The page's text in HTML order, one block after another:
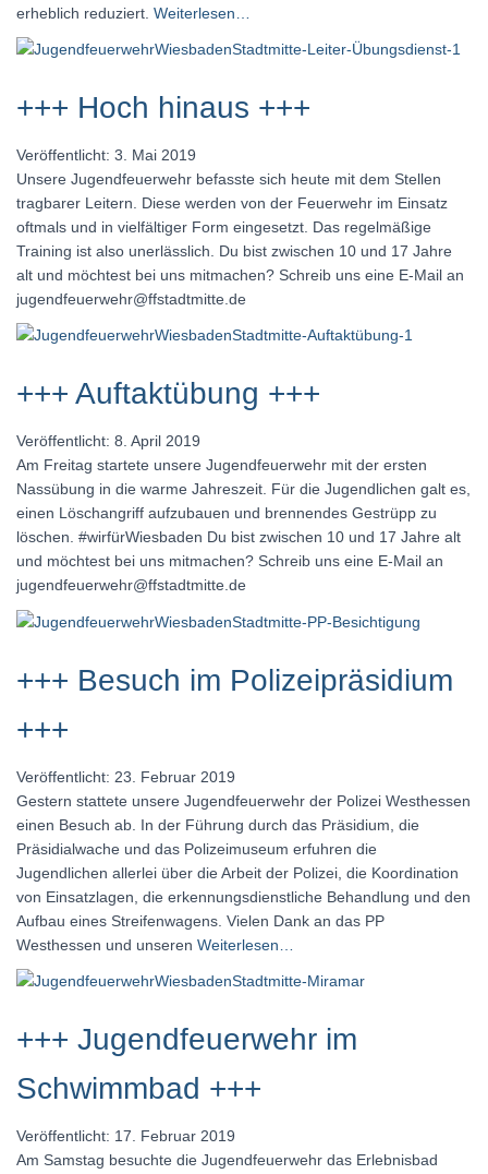
erheblich reduziert. Weiterlesen…
+++ Hoch hinaus +++
Veröffentlicht: 3. Mai 2019
Unsere Jugendfeuerwehr befasste sich heute mit dem Stellen
tragbarer Leitern. Diese werden von der Feuerwehr im Einsatz
oftmals und in vielfältiger Form eingesetzt. Das regelmäßige
Training ist also unerlässlich. Du bist zwischen 10 und 17 Jahre
alt und möchtest bei uns mitmachen? Schreib uns eine E-Mail an
jugendfeuerwehr@ffstadtmitte.de
+++ Auftaktübung +++
Veröffentlicht: 8. April 2019
Am Freitag startete unsere Jugendfeuerwehr mit der ersten
Nassübung in die warme Jahreszeit. Für die Jugendlichen galt es,
einen Löschangriff aufzubauen und brennendes Gestrüpp zu
löschen. #wirfürWiesbaden Du bist zwischen 10 und 17 Jahre alt
und möchtest bei uns mitmachen? Schreib uns eine E-Mail an
jugendfeuerwehr@ffstadtmitte.de
+++ Besuch im Polizeipräsidium
+++
Veröffentlicht: 23. Februar 2019
Gestern stattete unsere Jugendfeuerwehr der Polizei Westhessen
einen Besuch ab. In der Führung durch das Präsidium, die
Präsidialwache und das Polizeimuseum erfuhren die
Jugendlichen allerlei über die Arbeit der Polizei, die Koordination
von Einsatzlagen, die erkennungsdienstliche Behandlung und den
Aufbau eines Streifenwagens. Vielen Dank an das PP
Westhessen und unseren Weiterlesen…
+++ Jugendfeuerwehr im
Schwimmbad +++
Veröffentlicht: 17. Februar 2019
Am Samstag besuchte die Jugendfeuerwehr das Erlebnisbad